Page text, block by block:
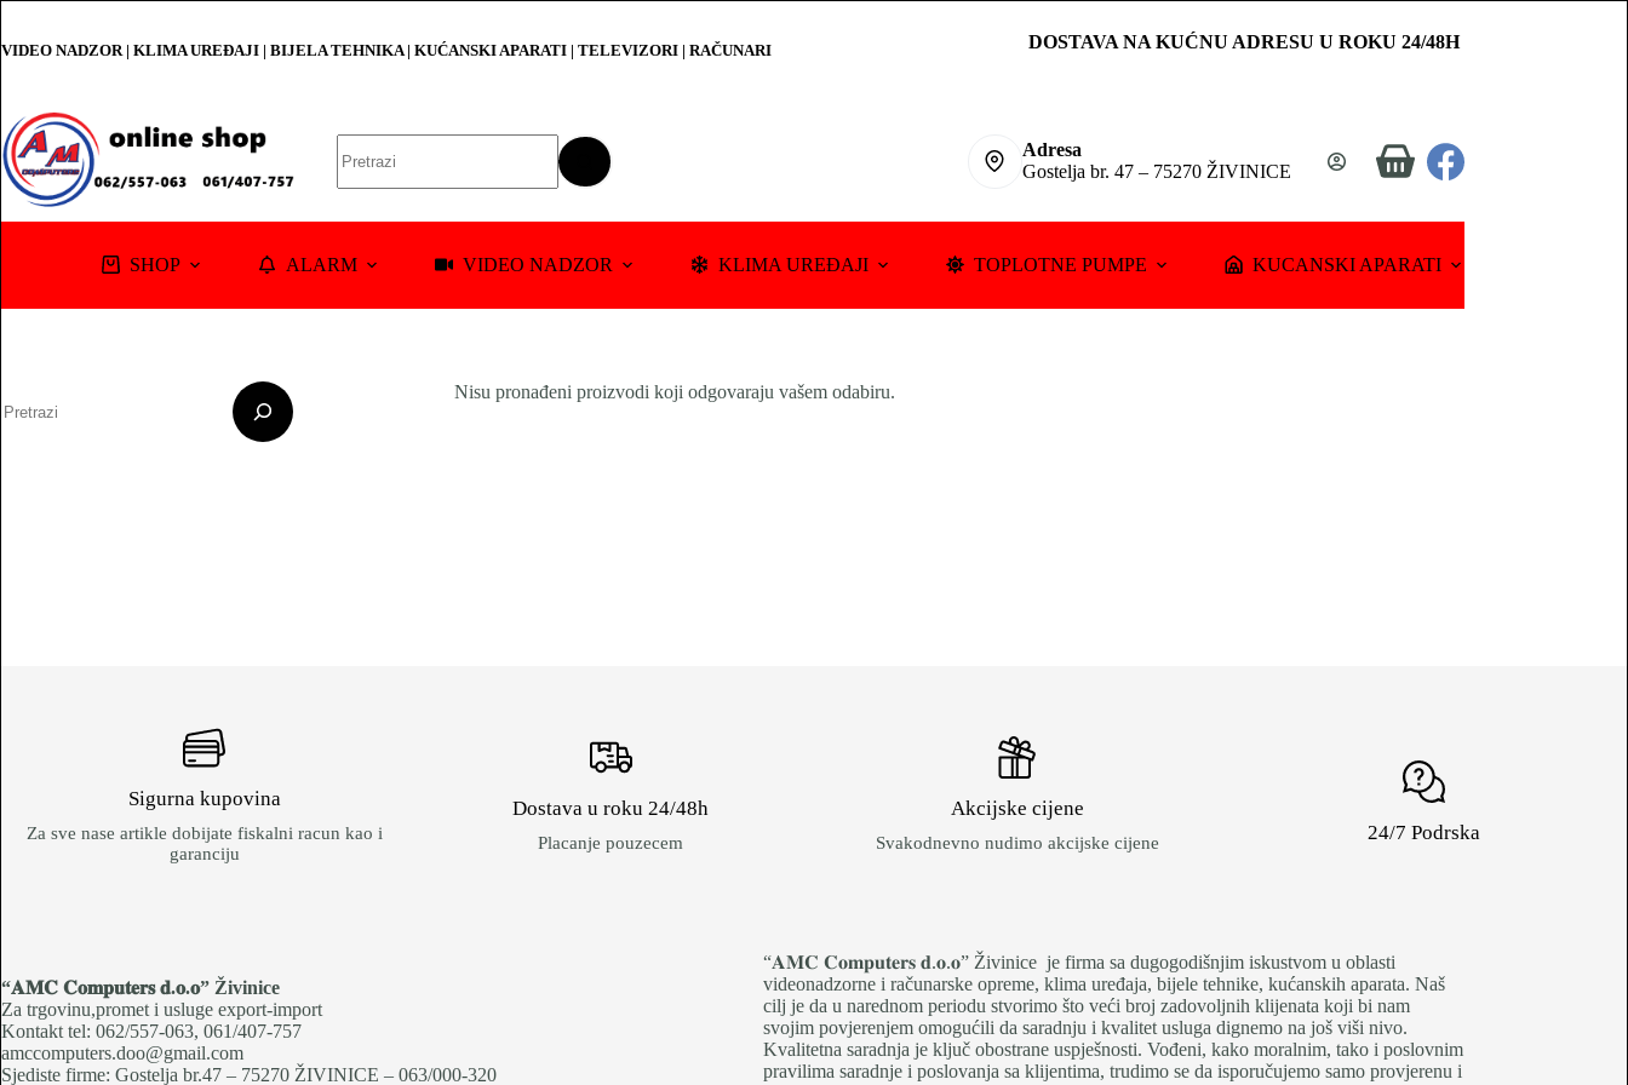
content
VIDEO NADZOR | KLIMA UREĐAJI | BIJELA TEHNIKA | KUĆANSKI APARATI | TELEVIZORI | RAČUNARI DOSTAVA NA KUĆNU ADRESU U ROKU 24/48H
results
Adresa
Gostelja br. 47 – 75270 ŽIVINICE
Shopping
SHOP ALARM VIDEO NADZOR KLIMA UREĐAJI TOPLOTNE PUMPE KUCANSKI APARATI
Nisu pronađeni proizvodi koji odgovaraju vašem odabiru.
Sigurna kupovina
Za sve nase artikle dobijate fiskalni racun kao i
garanciju
Dostava u roku 24/48h
Placanje pouzecem
Akcijske cijene
Svakodnevno nudimo akcijske cijene 24/7 Podrska
“𝐀𝐌𝐂 𝐂𝐨𝐦𝐩𝐮𝐭𝐞𝐫𝐬 𝐝.𝐨.𝐨” Živinice
Za trgovinu,promet i usluge export-import
Kontakt tel: 062/557-063, 061/407-757
amccomputers.doo@gmail.com
Sjediste firme: Gostelja br.47 – 75270 ŽIVINICE – 063/000-320
“𝐀𝐌𝐂 𝐂𝐨𝐦𝐩𝐮𝐭𝐞𝐫𝐬 𝐝.𝐨.𝐨” Živinice je firma sa dugogodišnjim iskustvom u oblasti
videonadzorne i računarske opreme, klima uređaja, bijele tehnike, kućanskih aparata. Naš
cilj je da u narednom periodu stvorimo što veći broj zadovoljnih klijenata koji bi nam
svojim povjerenjem omogućili da saradnju i kvalitet usluga dignemo na još viši nivo.
Kvalitetna saradnja je ključ obostrane uspješnosti. Vođeni, kako moralnim, tako i poslovnim
pravilima saradnje i poslovanja sa klijentima, trudimo se da isporučujemo samo provjerenu i